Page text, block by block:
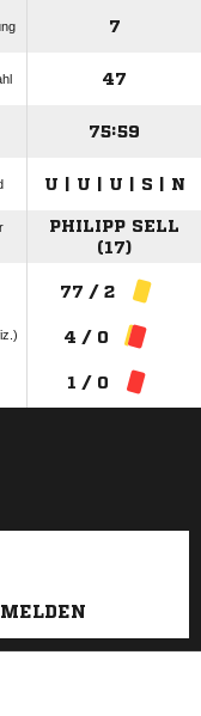
7
47
75:59
U | U | U | S | N
PHILIPP SELL
(17)
77 / 2
4 / 0
1 / 0